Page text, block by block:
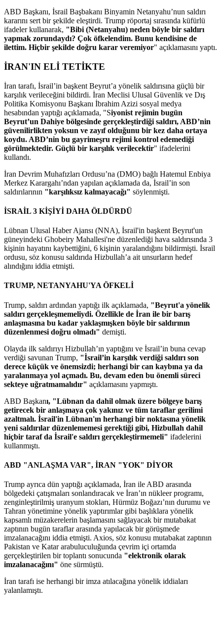
ABD Başkanı, İsrail Başbakanı Binyamin Netanyahu’nun saldırı
kararını sert bir şekilde eleştirdi. Trump röportaj sırasında küfürlü
ifadeler kullanarak, "Bibi (Netanyahu) neden böyle bir saldırı
yapmak zorundaydı? Çok öfkelendim. Bunu kendisine de
ilettim. Hiçbir şekilde doğru karar veremiyor" açıklamasını yaptı.
İRAN'IN ELİ TETİKTE
İran tarafı, İsrail’in başkent Beyrut’a yönelik saldırısına güçlü bir
karşılık verileceğini bildirdi. İran Meclisi Ulusal Güvenlik ve Dış
Politika Komisyonu Başkanı İbrahim Azizi sosyal medya
hesabından yaptığı açıklamada, "Siyonist rejimin bugün
Beyrut’un Dahiye bölgesinde gerçekleştirdiği saldırı, ABD’nin
güvenilirlikten yoksun ve zayıf olduğunu bir kez daha ortaya
koydu. ABD’nin bu gayrimeşru rejimi kontrol edemediği
görülmektedir. Güçlü bir karşılık verilecektir" ifadelerini
kullandı.
İran Devrim Muhafızları Ordusu’na (DMO) bağlı Hatemul Enbiya
Merkez Karargahı’ndan yapılan açıklamada da, İsrail’in son
saldırılarının "karşılıksız kalmayacağı" söylenmişti.
İSRAİL 3 KİŞİYİ DAHA ÖLDÜRDÜ
Lübnan Ulusal Haber Ajansı (NNA), İsrail'in başkent Beyrut'un
güneyindeki Ghobeiry Mahallesi'ne düzenlediği hava saldırısında 3
kişinin hayatını kaybettiğini, 6 kişinin yaralandığını bildirmişti. İsrail
ordusu, söz konusu saldırıda Hizbullah’a ait unsurların hedef
alındığını iddia etmişti.
TRUMP, NETANYAHU'YA ÖFKELİ
Trump, saldırı ardından yaptığı ilk açıklamada, "Beyrut'a yönelik
saldırı gerçekleşmemeliydi. Özellikle de İran ile bir barış
anlaşmasına bu kadar yaklaşmışken böyle bir saldırının
düzenlenmesi doğru olmadı" demişti.
Olayda ilk saldırıyı Hizbullah’ın yaptığını ve İsrail’in buna cevap
verdiği savunan Trump, "İsrail’in karşılık verdiği saldırı son
derece küçük ve önemsizdi; herhangi bir can kaybına ya da
yaralanmaya yol açmadı. Bu, devam eden bu önemli süreci
sekteye uğratmamalıdır" açıklamasını yapmıştı.
ABD Başkanı, "Lübnan da dahil olmak üzere bölgeye barış
getirecek bir anlaşmaya çok yakınız ve tüm taraflar gerilimi
azaltmalı. İsrail'in Lübnan'ın herhangi bir noktasına yönelik
yeni saldırılar düzenlememesi gerektiği gibi, Hizbullah dahil
hiçbir taraf da İsrail'e saldırı gerçekleştirmemeli" ifadelerini
kullanmıştı.
ABD "ANLAŞMA VAR", İRAN "YOK" DİYOR
Trump ayrıca dün yaptığı açıklamada, İran ile ABD arasında
bölgedeki çatışmaları sonlandıracak ve İran’ın nükleer programı,
zenginleştirilmiş uranyum stokları, Hürmüz Boğazı’nın durumu ve
Tahran yönetimine yönelik yaptırımlar gibi başlıklara yönelik
kapsamlı müzakerelerin başlamasını sağlayacak bir mutabakat
zaptının bugün taraflar arasında yapılacak bir görüşmede
imzalanacağını iddia etmişti. Axios, söz konusu mutabakat zaptının
Pakistan ve Katar arabuluculuğunda çevrim içi ortamda
gerçekleştirilen bir toplantı sonucunda "elektronik olarak
imzalanacağını" öne sürmüştü.
İran tarafı ise herhangi bir imza atılacağına yönelik iddiaları
yalanlamıştı.